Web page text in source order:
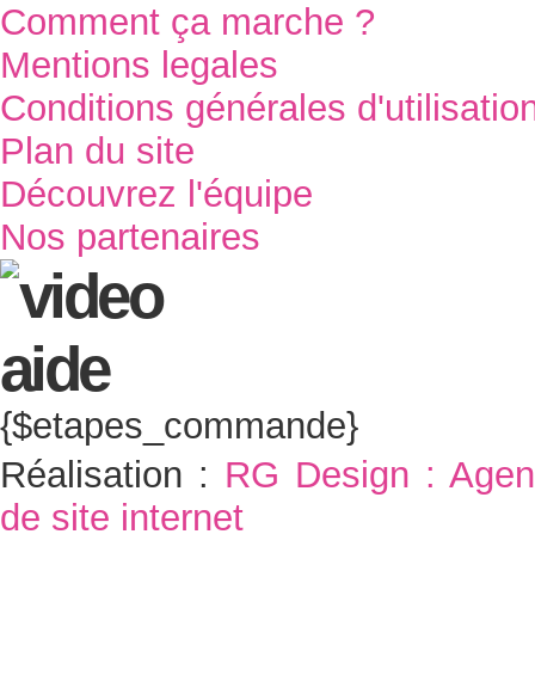
Comment ça marche ?
Mentions legales
Conditions générales
Plan du site
Découvrez l'équipe
Nos partenaires
{$etapes_commande}
Réalisation : RG Design :
de site internet